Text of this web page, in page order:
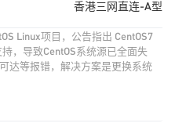
香港三网直连-A型
Linux项目，公告指出 CentOS7
，导致CentOS系统源已全面失
达等报错，解决方案是更换系统